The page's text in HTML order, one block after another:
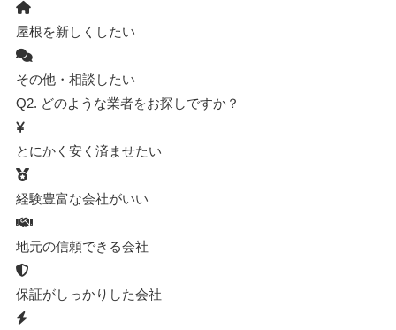
屋根を新しくしたい
その他・相談したい
Q2. どのような業者をお探しですか？
とにかく安く済ませたい
経験豊富な会社がいい
地元の信頼できる会社
保証がしっかりした会社